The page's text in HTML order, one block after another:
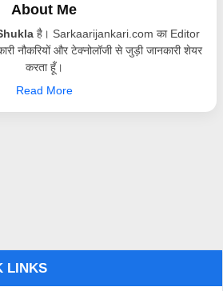
पर रोक लगाने के लिए उठाया गया है। कई
अकाउंट बनाकर पहले से ही बड़ी संख्या
बुक कर लेते थे। बाद में यही टिकट ऊँचे
पर यात्रियों को बेचे जाते थे। Aadhaar Li...
About Me
है। Sarkaarijankari.com का Editor
नौकरियों और टेक्नोलॉजी से जुड़ी जानकारी शेयर
करता हूँ।
Read More
LINKS